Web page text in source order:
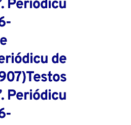
Periódicu
de
Periódicu